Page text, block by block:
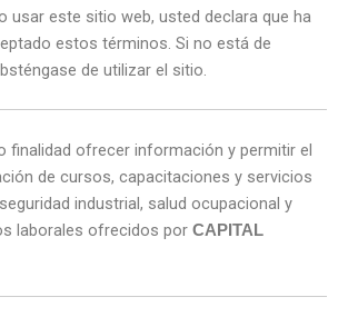
usar este sitio web, usted declara que ha
estos términos. Si no está de
de utilizar el sitio.
finalidad ofrecer información y permitir el
de cursos, capacitaciones y servicios
industrial, salud ocupacional y
laborales ofrecidos por CAPITAL